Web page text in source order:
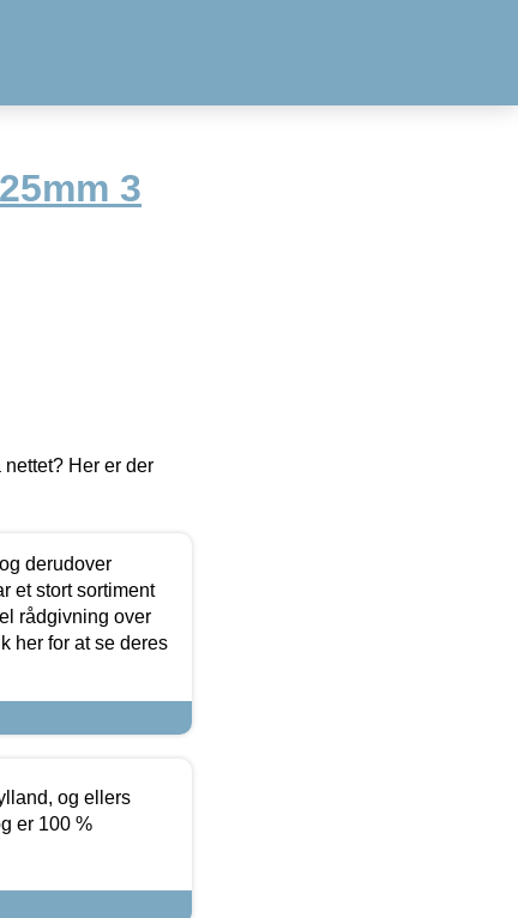
3
Her er der
derudover
et stort sortiment
rådgivning over
her for at se deres
og ellers
er 100 %